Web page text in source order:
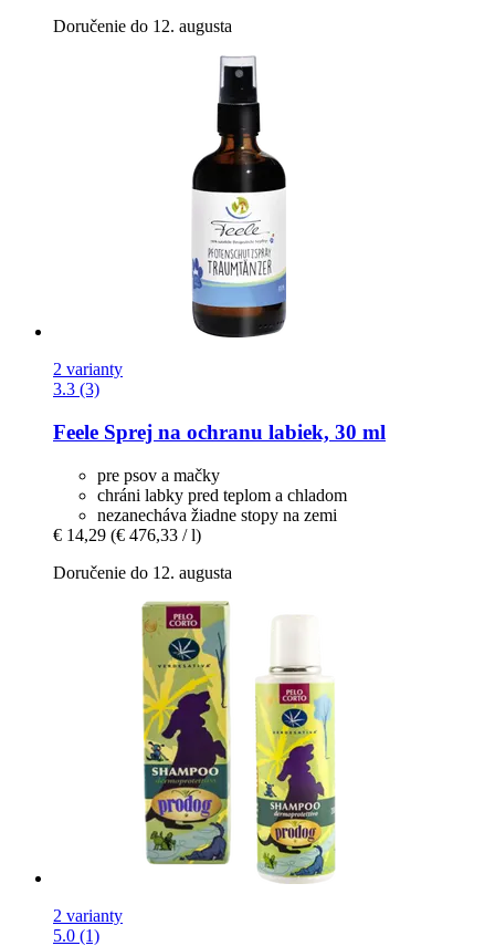
Doručenie do 12. augusta
2 varianty
3.3 (3)
Feele Sprej na ochranu labiek, 30 ml
pre psov a mačky
chráni labky pred teplom a chladom
nezanecháva žiadne stopy na zemi
€ 14,29 (€ 476,33 / l)
Doručenie do 12. augusta
2 varianty
5.0 (1)